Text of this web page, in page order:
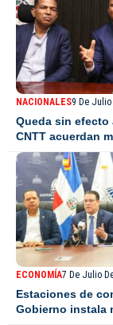
NACIONALES9 De Julio
Queda sin efecto
CNTT acuerdan
ECONOMÍA7 De Julio
Estaciones de
Gobierno instala